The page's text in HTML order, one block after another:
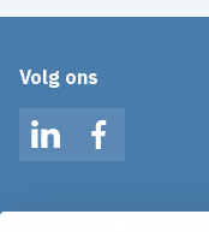
Volg ons
LinkedInFacebook